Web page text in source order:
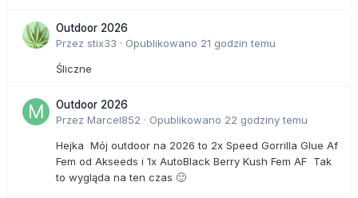
Outdoor 2026
Przez stix33 · Opublikowano 21 godzin temu
Śliczne
Outdoor 2026
Przez Marcel852 · Opublikowano 22 godziny temu
Hejka Mój outdoor na 2026 to 2x Speed Gorrilla Glue Af
Fem od Akseeds i 1x AutoBlack Berry Kush Fem AF Tak
to wygląda na ten czas 🙂